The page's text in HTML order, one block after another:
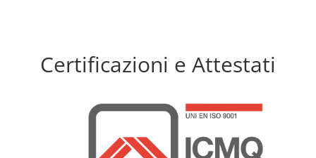
Certificazioni e Attestati